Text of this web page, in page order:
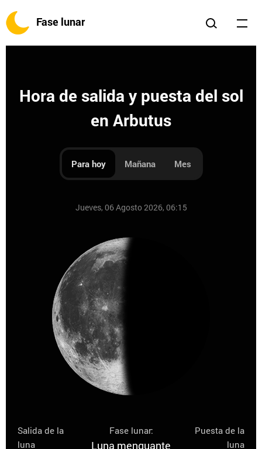
Fase lunar
Hora de salida y puesta del sol
en Arbutus
Para hoy Mañana Mes
Jueves, 06 Agosto 2026, 06:15
Salida de la
luna
Fase lunar:
Luna menguante
Puesta de la
luna